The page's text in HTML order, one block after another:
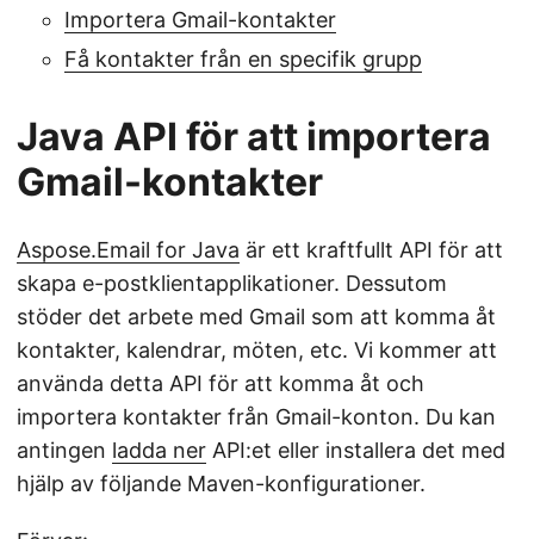
Importera Gmail-kontakter
Få kontakter från en specifik grupp
Java API för att importera
Gmail-kontakter
Aspose.Email for Java är ett kraftfullt API för att
skapa e-postklientapplikationer. Dessutom
stöder det arbete med Gmail som att komma åt
kontakter, kalendrar, möten, etc. Vi kommer att
använda detta API för att komma åt och
importera kontakter från Gmail-konton. Du kan
antingen ladda ner API:et eller installera det med
hjälp av följande Maven-konfigurationer.